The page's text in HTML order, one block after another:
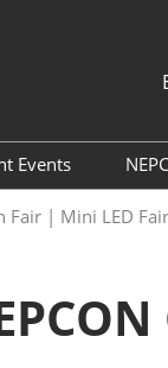
English
Tiếng
ภาษาไท
korean
Events
China 2026
Events
| Mini LED